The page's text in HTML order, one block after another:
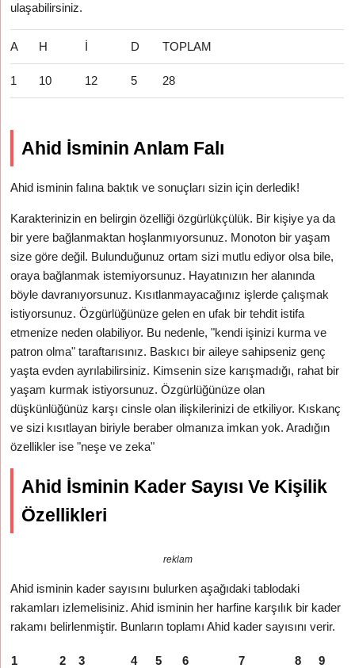
ulaşabilirsiniz.
A H İ D TOPLAM
1 10 12 5 28
Ahid İsminin Anlam Falı
Ahid isminin falına baktık ve sonuçları sizin için derledik!
Karakterinizin en belirgin özelliği özgürlükçülük. Bir kişiye ya da
bir yere bağlanmaktan hoşlanmıyorsunuz. Monoton bir yaşam
size göre değil. Bulunduğunuz ortam sizi mutlu ediyor olsa bile,
oraya bağlanmak istemiyorsunuz. Hayatınızın her alanında
böyle davranıyorsunuz. Kısıtlanmayacağınız işlerde çalışmak
istiyorsunuz. Özgürlüğünüze gelen en ufak bir tehdit istifa
etmenize neden olabiliyor. Bu nedenle, "kendi işinizi kurma ve
patron olma" taraftarısınız. Baskıcı bir aileye sahipseniz genç
yaşta evden ayrılabilirsiniz. Kimsenin size karışmadığı, rahat bir
yaşam kurmak istiyorsunuz. Özgürlüğünüze olan
düşkünlüğünüz karşı cinsle olan ilişkilerinizi de etkiliyor. Kıskanç
ve sizi kısıtlayan biriyle beraber olmanıza imkan yok. Aradığın
özellikler ise "neşe ve zeka"
Ahid İsminin Kader Sayısı Ve Kişilik
Özellikleri
reklam
Ahid isminin kader sayısını bulurken aşağıdaki tablodaki
rakamları izlemelisiniz. Ahid isminin her harfine karşılık bir kader
rakamı belirlenmiştir. Bunların toplamı Ahid kader sayısını verir.
1 2 3 4 5 6 7 8 9